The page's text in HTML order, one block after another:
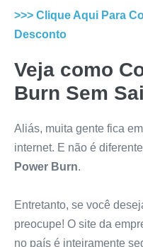
>>> Clique Aqui Para
Desconto
Veja como
Burn Sem
Aliás, muita gente fica
internet. E não é
Power Burn.
Entretanto, se você
preocupe! O site da
no país é inteiramente